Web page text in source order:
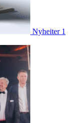
Nyheiter 1